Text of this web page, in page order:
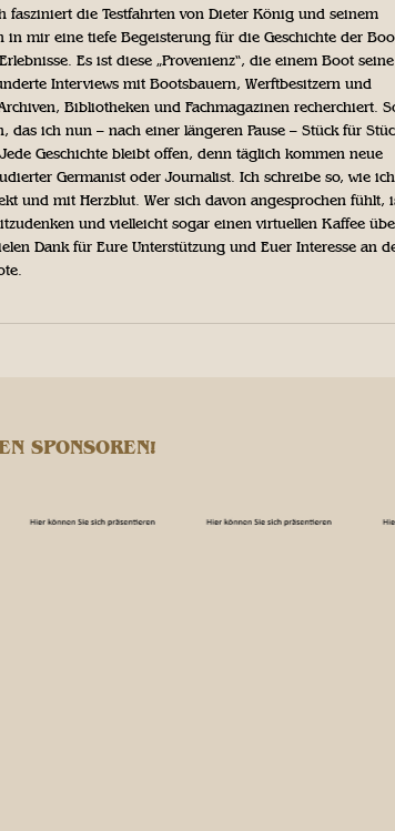
fasziniert die Testfahrten von Dieter König und seinem
in mir eine tiefe Begeisterung für die Geschichte der
Es ist diese „Provenienz“, die einem Boot seine
Interviews mit Bootsbauern, Werftbesitzern und
Bibliotheken und Fachmagazinen recherchiert.
das ich nun – nach einer längeren Pause – Stück für
Geschichte bleibt offen, denn täglich kommen neue
Germanist oder Journalist. Ich schreibe so, wie ich
und mit Herzblut. Wer sich davon angesprochen fühlt,
und vielleicht sogar einen virtuellen Kaffee
Dank für Eure Unterstützung und Euer Interesse an
SPONSOREN!